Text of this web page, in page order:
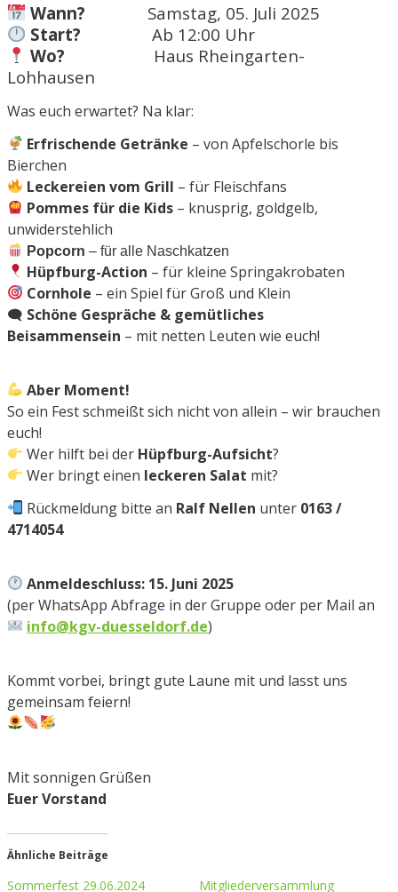
Wann?
Samstag, 05. Juli 2025
Start?
Ab 12:00 Uhr
Wo?
Haus Rheingarten-
Lohhausen
Was euch erwartet? Na klar:
Erfrischende Getränke – von Apfelschorle bis
Bierchen
Leckereien vom Grill – für Fleischfans
Pommes für die Kids – knusprig, goldgelb,
unwiderstehlich
Popcorn – für alle Naschkatzen
Hüpfburg-Action – für kleine Springakrobaten
Cornhole – ein Spiel für Groß und Klein
🗨 Schöne Gespräche & gemütliches
Beisammensein – mit netten Leuten wie euch!
Aber Moment!
So ein Fest schmeißt sich nicht von allein – wir brauchen
euch!
Wer hilft bei der Hüpfburg-Aufsicht?
Wer bringt einen leckeren Salat mit?
Rückmeldung bitte an Ralf Nellen unter 0163 /
4714054
Anmeldeschluss: 15. Juni 2025
(per WhatsApp Abfrage in der Gruppe oder per Mail an
info@kgv-duesseldorf.de)
Kommt vorbei, bringt gute Laune mit und lasst uns
gemeinsam feiern!
Mit sonnigen Grüßen
Euer Vorstand
Ähnliche Beiträge
Sommerfest 29.06.2024 Mitgliederversammlung